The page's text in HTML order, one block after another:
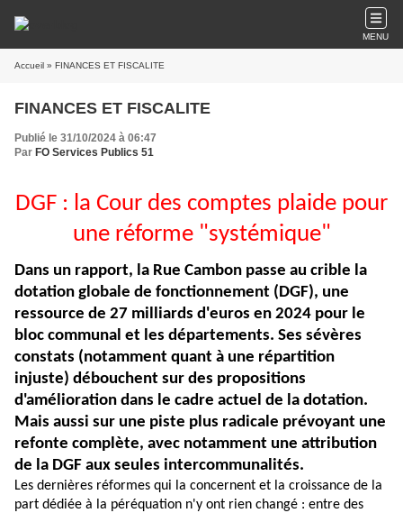
MENU
Accueil » FINANCES ET FISCALITE
FINANCES ET FISCALITE
Publié le 31/10/2024 à 06:47
Par FO Services Publics 51
DGF : la Cour des comptes plaide pour
une réforme "systémique"
Dans un rapport, la Rue Cambon passe au crible la
dotation globale de fonctionnement (DGF), une
ressource de 27 milliards d'euros en 2024 pour le
bloc communal et les départements. Ses sévères
constats (notamment quant à une répartition
injuste) débouchent sur des propositions
d'amélioration dans le cadre actuel de la dotation.
Mais aussi sur une piste plus radicale prévoyant une
refonte complète, avec notamment une attribution
de la DGF aux seules intercommunalités.
Les dernières réformes qui la concernent et la croissance de la
part dédiée à la péréquation n'y ont rien changé : entre des